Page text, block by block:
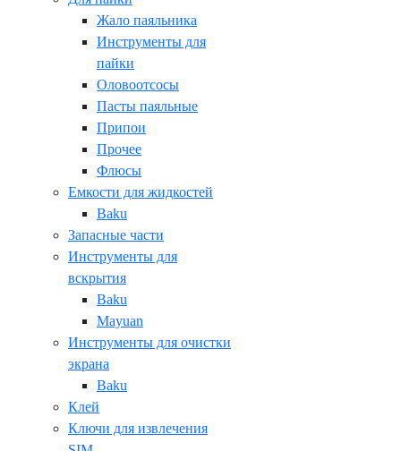
Жало паяльника
Инструменты для
пайки
Оловоотсосы
Пасты паяльные
Припои
Прочее
Флюсы
Емкости для жидкостей
Baku
Запасные части
Инструменты для
вскрытия
Baku
Mayuan
Инструменты для очистки
экрана
Baku
Клей
Ключи для извлечения